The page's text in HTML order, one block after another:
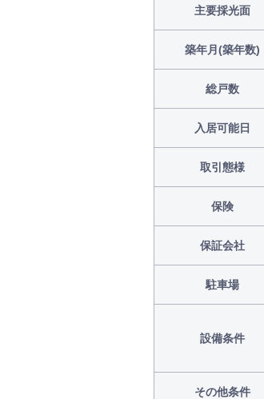
主要採光面
築年月(築年数)
総戸数
入居可能日
取引態様
保険
保証会社
駐車場
設備条件
その他条件